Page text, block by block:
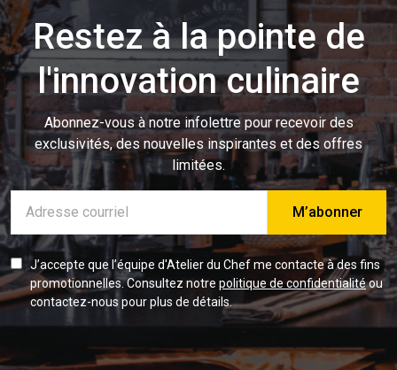
Restez à la pointe de
l'innovation culinaire
Abonnez-vous à notre infolettre pour recevoir des
exclusivités, des nouvelles inspirantes et des offres
limitées.
mail
J’accepte que l’équipe d'Atelier du Chef me contacte à des fins
promotionnelles. Consultez notre politique de confidentialitéou
contactez-nous pour plus de détails.